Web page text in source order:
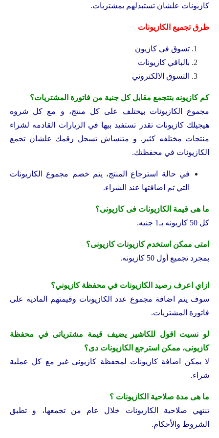
كازيونات علشان تستبدلهم بمشتريات.
طرق تجميع الكازيونات
تسوق في كازيون
بالباقي كازيونات
التسوق الالكتروني
كم كازيونه بتتجمع مقابل كل جنية من فاتورة المشتريات؟
مجموع الكازيونات بيختلف على كل منتج، و مع كل شروه
هيجيلك كازيونات تقدر تستفيد بيها في الزيارات القادمه لشراء
منتجات مختلفه كثير. و متنساش تسجل رقمك علشان تجمع
الكازيونات في محفظتك.
في حالة استرجاع المنتج، يتم خصم مجموع الكازيونات
التي تم اضافتها عند الشراء.
ما هى قيمة الكازيونات فى كازيونى؟
كل 50 كازيونه بـ1 جنيه.
امتى ممكن استخدم كازيونات كازيونى؟
بمجرد تجميع أول 50 كازيونه.
ازاي اعرف رصيد الكازيونات في محفظة كازيوني؟
سوف يتم اضافة مجموع عدد الكازيونات وقيمتهم الماديه على
فاتورة المشتريات.
لو نسيت اقول للكاشير يضيف قيمة مشترياتى في محفظة
كازيونى، ممكن استرجع الكازيونات دى؟
لا يمكن اضافة كازيونات لمحفظة كازيونى غير مع كل عملية
شراء.
ما هى مدة صلاحية الكازيونات ؟
تنتهي صلاحية الكازيونات خلال عام من تجمعها، و تطبق
الشروط والأحكام.